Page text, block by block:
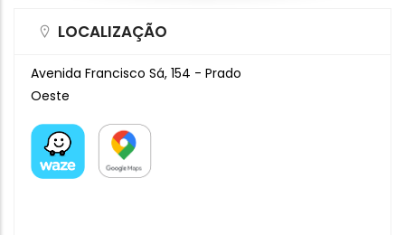
LOCALIZAÇÃO
Avenida Francisco Sá, 154 - Prado
Oeste